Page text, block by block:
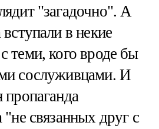
"загадочно". А
в некие
с теми, кого вроде бы
сослуживцами. И
пропаганда
"не связанных друг с